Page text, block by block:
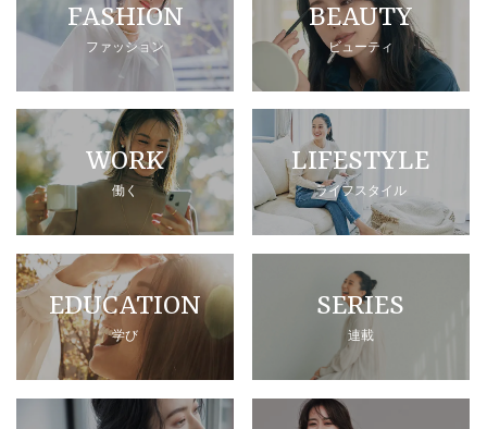
FASHION
ファッション
BEAUTY
ビューティ
WORK
働く
LIFESTYLE
ライフスタイル
EDUCATION
学び
SERIES
連載